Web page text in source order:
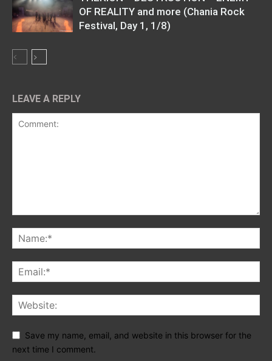
OF REALITY and more (Chania Rock
Festival, Day 1, 1/8)
LEAVE A REPLY
Save my name, email, and website in this browser for the
next time I comment.